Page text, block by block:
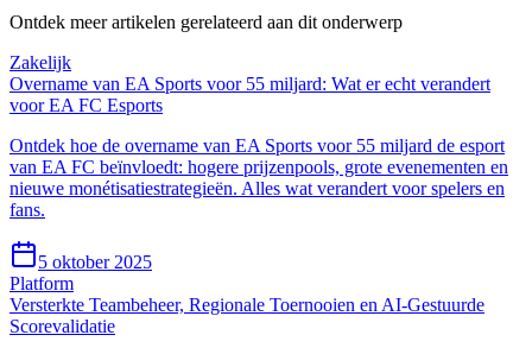
Ontdek meer artikelen gerelateerd aan dit onderwerp
Zakelijk
Overname van EA Sports voor 55 miljard: Wat er echt verandert
voor EA FC Esports
Ontdek hoe de overname van EA Sports voor 55 miljard de esport
van EA FC beïnvloedt: hogere prijzenpools, grote evenementen en
nieuwe monétisatiestrategieën. Alles wat verandert voor spelers en
fans.
5 oktober 2025
Platform
Versterkte Teambeheer, Regionale Toernooien en AI-Gestuurde
Scorevalidatie